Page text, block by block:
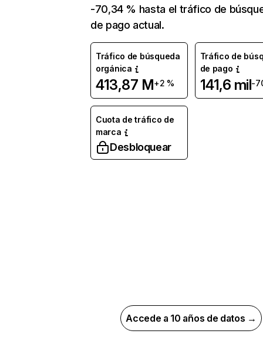
-70,34 % hasta el tráfico de
de pago actual.
Tráfico de búsqueda
orgánica
413,87 M+2 %
Tráfico de
de pago
141,6 mil-
Cuota de tráfico de
marca
Desbloquear
Accede a 10 años de datos →